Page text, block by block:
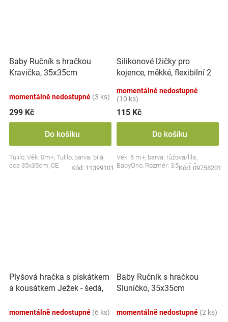
Baby Ručník s hračkou
Kravička, 35x35cm
momentálně nedostupné (3 ks)
299 Kč
Do košíku
Tulilo, Věk: 0m+, Tulilo, barva: bílá,
cca 35x35cm, CE
Kód: 11399101
Silikonové lžičky pro
kojence, měkké, flexibilní 2
momentálně nedostupné
(10 ks)
115 Kč
Do košíku
Věk: 6 m+, barva: růžová/lila,
BabyOno, Rozměr: 3,5 x 10,5 cm
Kód: 09758201
Plyšová hračka s pískátkem
a kousátkem Ježek - šedá,
momentálně nedostupné (6 ks)
Baby Ručník s hračkou
Sluníčko, 35x35cm
momentálně nedostupné (2 ks)